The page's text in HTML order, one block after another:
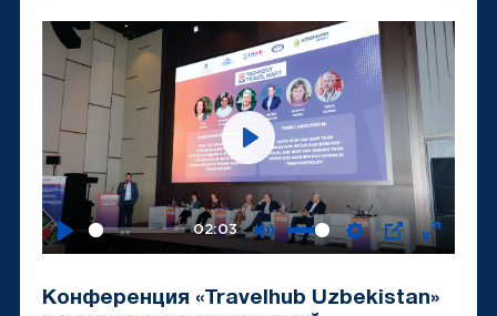
Play
02:03
Mute Settings
PIP Enter
Play
Конференция «Travelhub Uzbekistan»